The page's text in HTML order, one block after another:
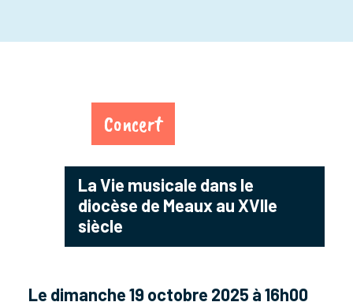
Concert
La Vie musicale dans le
diocèse de Meaux au XVIIe
siècle
Le dimanche 19 octobre 2025 à 16h00